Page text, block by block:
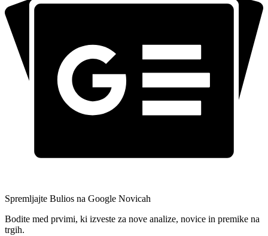
Spremljajte Bulios na Google Novicah
Bodite med prvimi, ki izveste za nove analize, novice in premike na
trgih.